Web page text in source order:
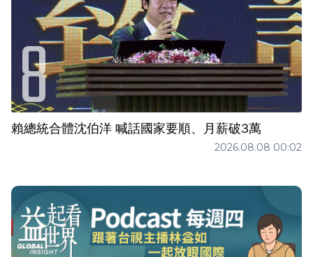
賴總統合體沈伯洋 喊話國家要順、月薪破3萬
2026.08.08 00:02